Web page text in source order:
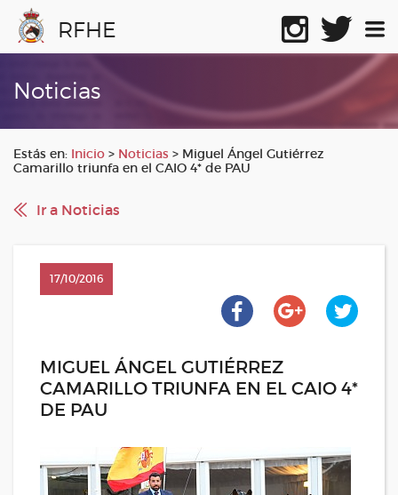
RFHE
Noticias
Estás en: Inicio > Noticias > Miguel Ángel Gutiérrez
Camarillo triunfa en el CAIO 4* de PAU
Ir a Noticias
17/10/2016
MIGUEL ÁNGEL GUTIÉRREZ
CAMARILLO TRIUNFA EN EL CAIO 4*
DE PAU